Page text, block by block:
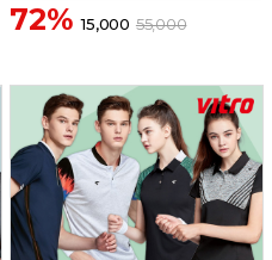
72% 15,000 55,000